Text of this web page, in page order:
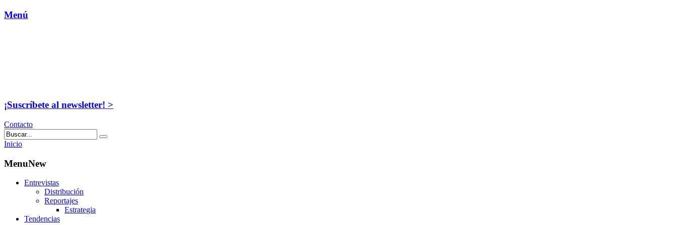
Menú
¡Suscríbete al newsletter! >
Contacto
Inicio
MenuNew
Entrevistas
Distribución
Reportajes
Estrategia
Tendencias